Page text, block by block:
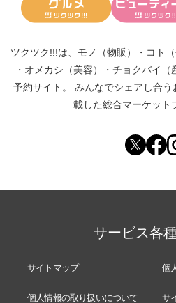
ツクツク!!!は、 モノ（物販） ・ コト（
・ オメカシ（美容） ・ チョクバイ（
予約サイト。
みんなでシェアし合う
載した総合マーケット
サービス各
サイトマップ 個
個人情報の取り扱いについて サ